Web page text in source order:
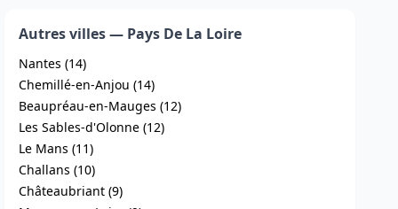
Autres villes — Pays De La Loire
Nantes (14)
Chemillé-en-Anjou (14)
Beaupréau-en-Mauges (12)
Les Sables-d'Olonne (12)
Le Mans (11)
Challans (10)
Châteaubriant (9)